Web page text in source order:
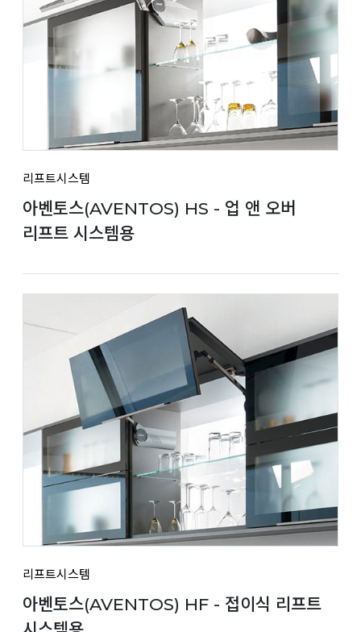
리프트시스템
아벤토스(AVENTOS) HS - 업 앤 오버
리프트 시스템용
리프트시스템
아벤토스(AVENTOS) HF - 접이식 리프트